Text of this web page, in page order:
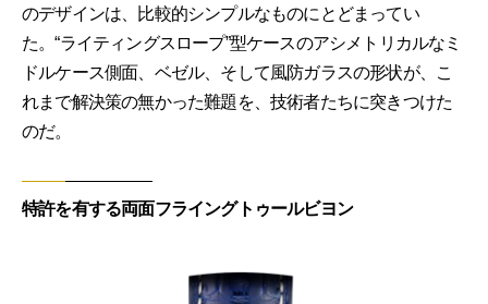
のデザインは、比較的シンプルなものにとどまってい
た。“ライティングスロープ”型ケースのアシメトリカルなミ
ドルケース側面、ベゼル、そして風防ガラスの形状が、こ
れまで解決策の無かった難題を、技術者たちに突きつけた
のだ。
特許を有する両面フライングトゥールビヨン